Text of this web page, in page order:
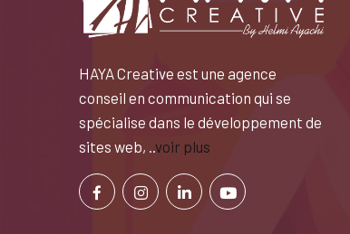
HAYA Creative est une agence
conseil en communication qui se
spécialise dans le développement de
sites web, .. voir plus